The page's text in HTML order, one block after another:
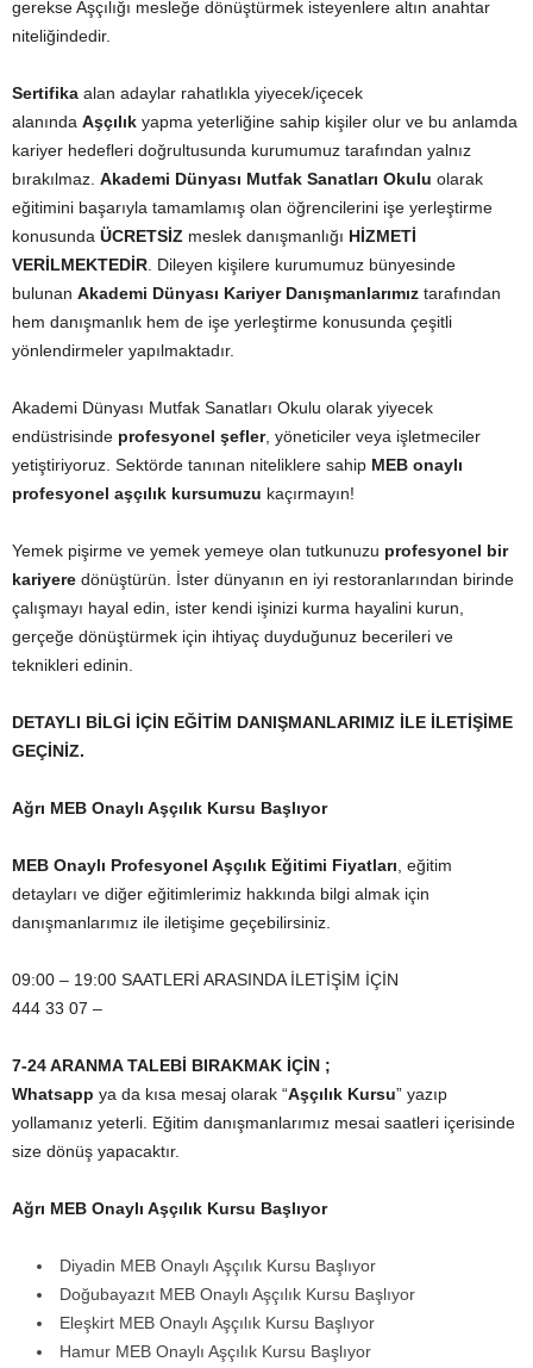
gerekse Aşçılığı mesleğe dönüştürmek isteyenlere altın anahtar
niteliğindedir.
Sertifika alan adaylar rahatlıkla yiyecek/içecek
alanında Aşçılık yapma yeterliğine sahip kişiler olur ve bu anlamda
kariyer hedefleri doğrultusunda kurumumuz tarafından yalnız
bırakılmaz. Akademi Dünyası Mutfak Sanatları Okulu olarak
eğitimini başarıyla tamamlamış olan öğrencilerini işe yerleştirme
konusunda ÜCRETSİZ meslek danışmanlığı HİZMETİ
VERİLMEKTEDİR . Dileyen kişilere kurumumuz bünyesinde
bulunan Akademi Dünyası Kariyer Danışmanlarımız tarafından
hem danışmanlık hem de işe yerleştirme konusunda çeşitli
yönlendirmeler yapılmaktadır.
Akademi Dünyası Mutfak Sanatları Okulu olarak yiyecek
endüstrisinde profesyonel şefler, yöneticiler veya işletmeciler
yetiştiriyoruz. Sektörde tanınan niteliklere sahip MEB onaylı
profesyonel aşçılık kursumuzu kaçırmayın!
Yemek pişirme ve yemek yemeye olan tutkunuzu profesyonel bir
kariyere dönüştürün. İster dünyanın en iyi restoranlarından birinde
çalışmayı hayal edin, ister kendi işinizi kurma hayalini kurun,
gerçeğe dönüştürmek için ihtiyaç duyduğunuz becerileri ve
teknikleri edinin.
DETAYLI BİLGİ İÇİN EĞİTİM DANIŞMANLARIMIZ İLE İLETİŞİME
GEÇİNİZ.
Ağrı MEB Onaylı Aşçılık Kursu Başlıyor
MEB Onaylı Profesyonel Aşçılık Eğitimi Fiyatları , eğitim
detayları ve diğer eğitimlerimiz hakkında bilgi almak için
danışmanlarımız ile iletişime geçebilirsiniz.
09:00 – 19:00 SAATLERİ ARASINDA İLETİŞİM İÇİN
444 33 07 –
7-24 ARANMA TALEBİ BIRAKMAK İÇİN ;
Whatsapp ya da kısa mesaj olarak “Aşçılık Kursu” yazıp
yollamanız yeterli. Eğitim danışmanlarımız mesai saatleri içerisinde
size dönüş yapacaktır.
Ağrı MEB Onaylı Aşçılık Kursu Başlıyor
Diyadin MEB Onaylı Aşçılık Kursu Başlıyor
Doğubayazıt MEB Onaylı Aşçılık Kursu Başlıyor
Eleşkirt MEB Onaylı Aşçılık Kursu Başlıyor
Hamur MEB Onaylı Aşçılık Kursu Başlıyor